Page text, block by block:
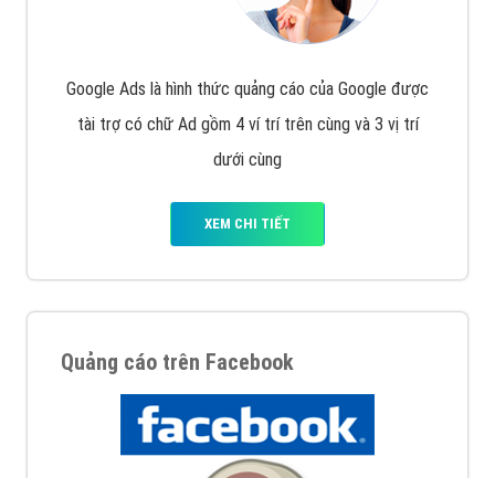
Google Ads là hình thức quảng cáo của Google được
tài trợ có chữ Ad gồm 4 ví trí trên cùng và 3 vị trí
dưới cùng
XEM CHI TIẾT
Quảng cáo trên Facebook